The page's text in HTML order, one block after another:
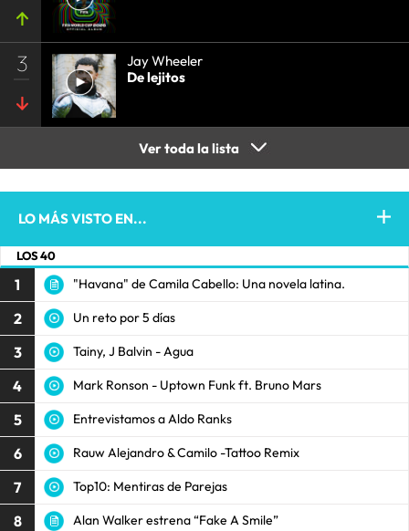
3
Jay Wheeler
De lejitos
Ver toda la lista
LO MÁS VISTO EN...
LOS 40
1 "Havana" de Camila Cabello: Una novela latina.
2 Un reto por 5 días
3 Tainy, J Balvin - Agua
4 Mark Ronson - Uptown Funk ft. Bruno Mars
5 Entrevistamos a Aldo Ranks
6 Rauw Alejandro & Camilo -Tattoo Remix
7 Top10: Mentiras de Parejas
8 Alan Walker estrena “Fake A Smile”